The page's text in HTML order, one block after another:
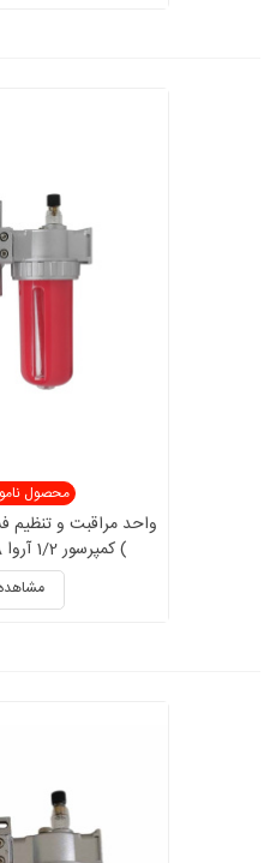
محصول
واحد مراقبت و تنظیم
) کمپرسور 1/2 آروا ARVA مدل 3430